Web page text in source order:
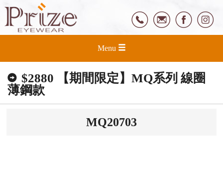
Menu
$2880 【期間限定】MQ系列 線圈
薄鋼款
MQ20703